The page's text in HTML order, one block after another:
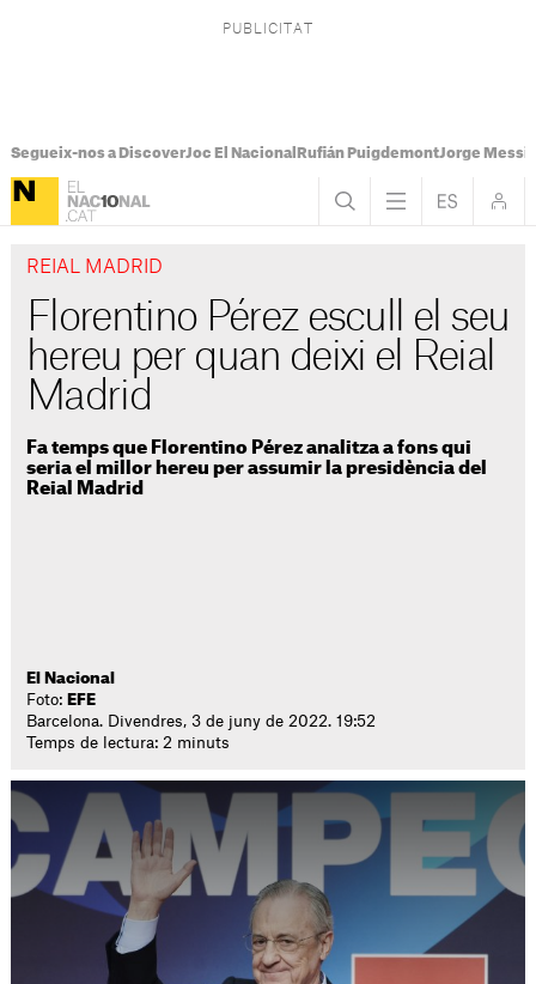
Segueix-nos a DiscoverJoc El Nacional Rufián PuigdemontJorge Messi
REIAL MADRID
Florentino Pérez escull el seu
hereu per quan deixi el Reial
Madrid
Fa temps que Florentino Pérez analitza a fons qui
seria el millor hereu per assumir la presidència del
Reial Madrid
El Nacional
Foto: EFE
Barcelona. Divendres, 3 de juny de 2022. 19:52
Temps de lectura: 2 minuts